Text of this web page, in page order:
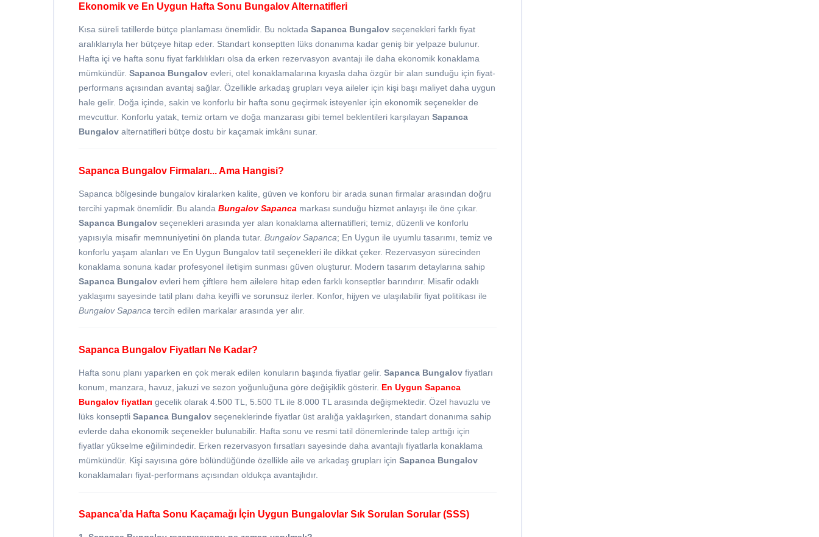
Ekonomik ve En Uygun Hafta Sonu Bungalov Alternatifleri
Kısa süreli tatillerde bütçe planlaması önemlidir. Bu noktada Sapanca Bungalov seçenekleri farklı fiyat
aralıklarıyla her bütçeye hitap eder. Standart konseptten lüks donanıma kadar geniş bir yelpaze bulunur.
Hafta içi ve hafta sonu fiyat farklılıkları olsa da erken rezervasyon avantajı ile daha ekonomik konaklama
mümkündür. Sapanca Bungalov evleri, otel konaklamalarına kıyasla daha özgür bir alan sunduğu için fiyat-
performans açısından avantaj sağlar. Özellikle arkadaş grupları veya aileler için kişi başı maliyet daha uygun
hale gelir. Doğa içinde, sakin ve konforlu bir hafta sonu geçirmek isteyenler için ekonomik seçenekler de
mevcuttur. Konforlu yatak, temiz ortam ve doğa manzarası gibi temel beklentileri karşılayan Sapanca
Bungalov alternatifleri bütçe dostu bir kaçamak imkânı sunar.
Sapanca Bungalov Firmaları... Ama Hangisi?
Sapanca bölgesinde bungalov kiralarken kalite, güven ve konforu bir arada sunan firmalar arasından doğru
tercihi yapmak önemlidir. Bu alanda Bungalov Sapanca markası sunduğu hizmet anlayışı ile öne çıkar.
Sapanca Bungalov seçenekleri arasında yer alan konaklama alternatifleri; temiz, düzenli ve konforlu
yapısıyla misafir memnuniyetini ön planda tutar. Bungalov Sapanca; En Uygun ile uyumlu tasarımı, temiz ve
konforlu yaşam alanları ve En Uygun Bungalov tatil seçenekleri ile dikkat çeker. Rezervasyon sürecinden
konaklama sonuna kadar profesyonel iletişim sunması güven oluşturur. Modern tasarım detaylarına sahip
Sapanca Bungalov evleri hem çiftlere hem ailelere hitap eden farklı konseptler barındırır. Misafir odaklı
yaklaşımı sayesinde tatil planı daha keyifli ve sorunsuz ilerler. Konfor, hijyen ve ulaşılabilir fiyat politikası ile
Bungalov Sapanca tercih edilen markalar arasında yer alır.
Sapanca Bungalov Fiyatları Ne Kadar?
Hafta sonu planı yaparken en çok merak edilen konuların başında fiyatlar gelir. Sapanca Bungalov fiyatları
konum, manzara, havuz, jakuzi ve sezon yoğunluğuna göre değişiklik gösterir. En Uygun Sapanca
Bungalov fiyatları gecelik olarak 4.500 TL, 5.500 TL ile 8.000 TL arasında değişmektedir. Özel havuzlu ve
lüks konseptli Sapanca Bungalov seçeneklerinde fiyatlar üst aralığa yaklaşırken, standart donanıma sahip
evlerde daha ekonomik seçenekler bulunabilir. Hafta sonu ve resmi tatil dönemlerinde talep arttığı için
fiyatlar yükselme eğilimindedir. Erken rezervasyon fırsatları sayesinde daha avantajlı fiyatlarla konaklama
mümkündür. Kişi sayısına göre bölündüğünde özellikle aile ve arkadaş grupları için Sapanca Bungalov
konaklamaları fiyat-performans açısından oldukça avantajlıdır.
Sapanca’da Hafta Sonu Kaçamağı İçin Uygun Bungalovlar Sık Sorulan Sorular (SSS)